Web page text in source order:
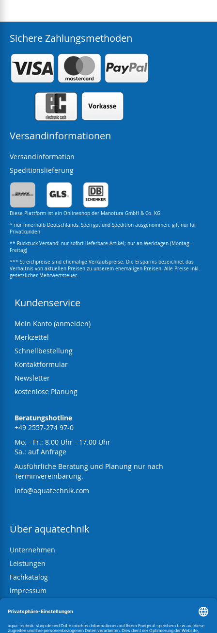
Sichere Zahlungsmethoden
Versandinformationen
Versandinformation
Speditionslieferung
Diese Plattform ist ein Onlineshop der Manotura GmbH & Co. KG
* nur innerhalb Deutschlands, Sperrgut und Spedition ausgenommen; gilt nur für
Privatkunden
** Ruckzuck-Versand: nur sofort lieferbare Artikel; nur an Werktagen (Montag -
Freitag)
*** Streichpreise sind ehemalige Verkaufspreise. Die Ersparnis bezeichnet das
Verhältnis von aktuellen Preisen zu unserem ehemaligen Preisen. Alle Preise inkl.
gesetzlicher Mehrwertsteuer.
Kundenservice
Mein Konto (anmelden)
Merkzettel
Schnellbestellung
Kontaktformular
Newsletter
kostenlose Planung
Beratungshotline
+49 2557-274 97-0
Mo. - Fr.: 8.00 Uhr - 17.00 Uhr
Sa.: auf Anfrage
Ausführliche Beratung und Planung nur nach
Terminvereinbarung.
info@aquatechnik.com
Über aquatechnik
Unternehmen
Leistungen
Fachkatalog
Impressum